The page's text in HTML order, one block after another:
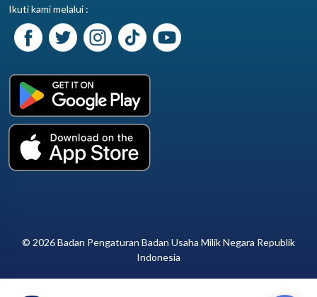
Ikuti kami melalui :
© 2026 Badan Pengaturan Badan Usaha Milik Negara Republik
Indonesia